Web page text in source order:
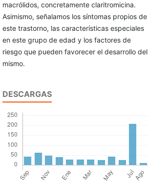
macrólidos, concretamente claritromicina.
Asimismo, señalamos los síntomas propios de
este trastorno, las características especiales
en este grupo de edad y los factores de
riesgo que pueden favorecer el desarrollo del
mismo.
DESCARGAS